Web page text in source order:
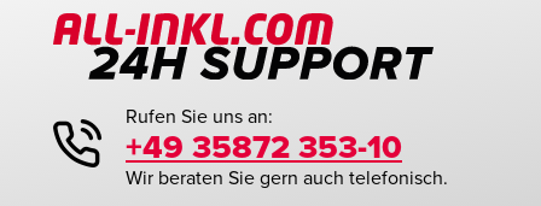
Rufen Sie uns an:
+49 35872 353-10
Wir beraten Sie gern auch telefonisch.